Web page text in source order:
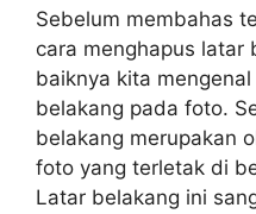
Sebelum membahas
cara menghapus latar
baiknya kita
belakang pada foto.
belakang merupakan
foto yang terletak di
Latar belakang ini